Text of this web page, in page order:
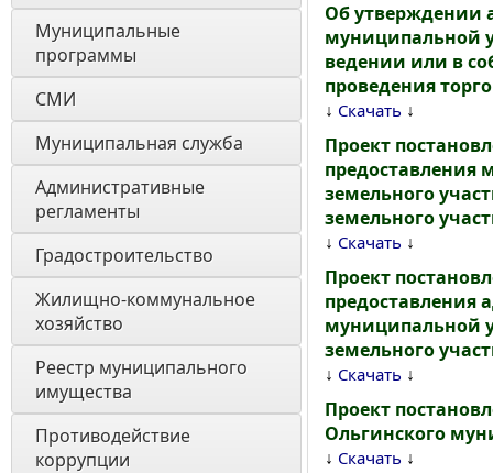
Муниципальные
программы
СМИ
Муниципальная служба
Административные
регламенты
Градостроительство
Жилищно-коммунальное
хозяйство
Реестр муниципального
имущества
Противодействие
коррупции
Об утверждении
муниципальной
ведении или в
проведения
↓ Скачать ↓
Проект
предоставления
земельного
земельного
↓ Скачать ↓
Проект
предоставления
муниципальной
земельного
↓ Скачать ↓
Проект
Ольгинского
↓ Скачать ↓